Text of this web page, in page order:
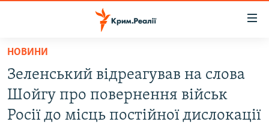
Перейти
основного
матеріалу
Перейти
до
ВІДЕО ТА ФОТО
НОВИНИ
Зеленський відреагував на слова
Шойгу про повернення військ
Росії до місць постійної дислокації